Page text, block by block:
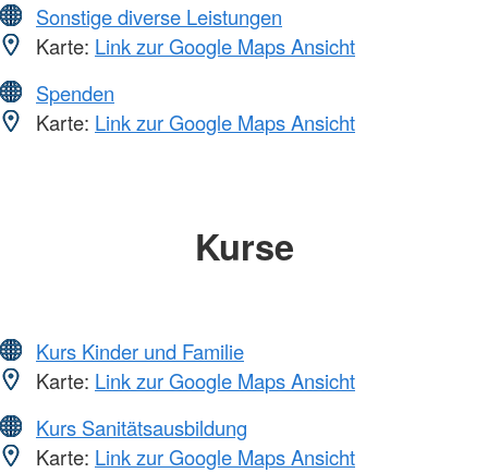
Sonstige diverse Leistungen
Karte: Link zur Google Maps Ansicht
Spenden
Karte: Link zur Google Maps Ansicht
Kurse
Kurs Kinder und Familie
Karte: Link zur Google Maps Ansicht
Kurs Sanitätsausbildung
Karte: Link zur Google Maps Ansicht